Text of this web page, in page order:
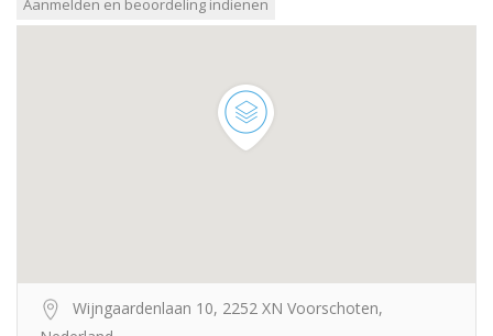
Wijngaardenlaan 10, 2252 XN Voorschoten,